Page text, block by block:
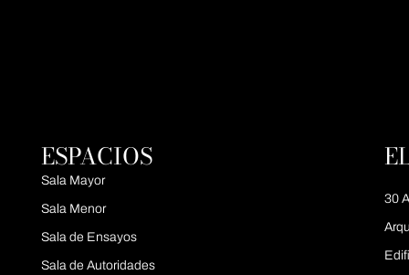
ESPACIOS
Sala Mayor
Sala Menor
Sala de Ensayos
Sala de Autoridades
30